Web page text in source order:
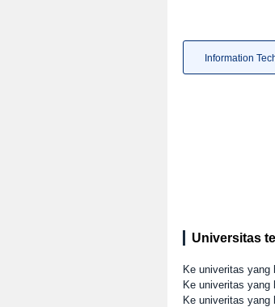
Information
Universitas
Ke univeritas yang
Ke univeritas yang
Ke univeritas yang